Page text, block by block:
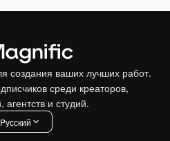
создания ваших лучших работ.
среди креаторов,
агентств и студий.
Pусский